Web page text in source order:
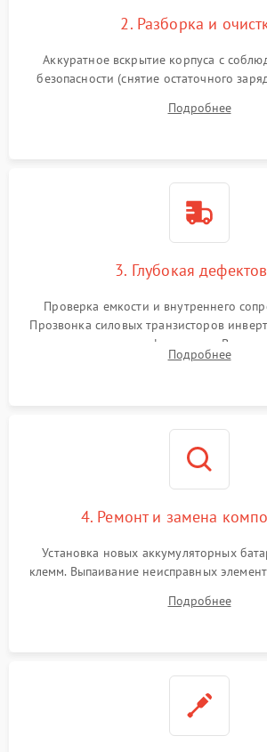
2. Разборка и
Аккуратное вскрытие корпуса с
безопасности (снятие остаточного
и кистей для предотвращения
Подробнее
3. Глубокая
Проверка емкости и внутреннего
Прозвонка силовых транзисторов
переключения и трансформатора.
конденсаторов и прогаров на
Подробнее
4. Ремонт и замена
Установка новых аккумуляторных
клемм. Выпаивание неисправных
цепи зарядки и монтаж новых
Восстановление поврежденных
Подробнее